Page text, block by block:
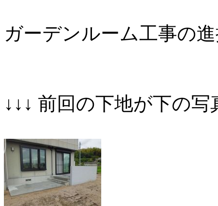
ガーデンルーム工事の
↓↓↓ 前回の下地が下の写